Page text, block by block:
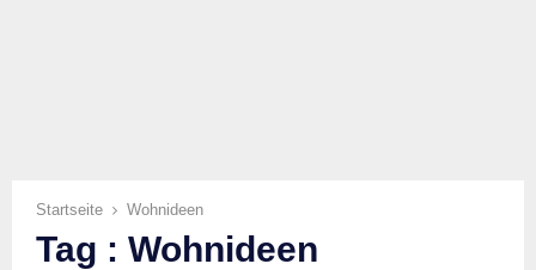
Startseite Wohnideen
Tag : Wohnideen